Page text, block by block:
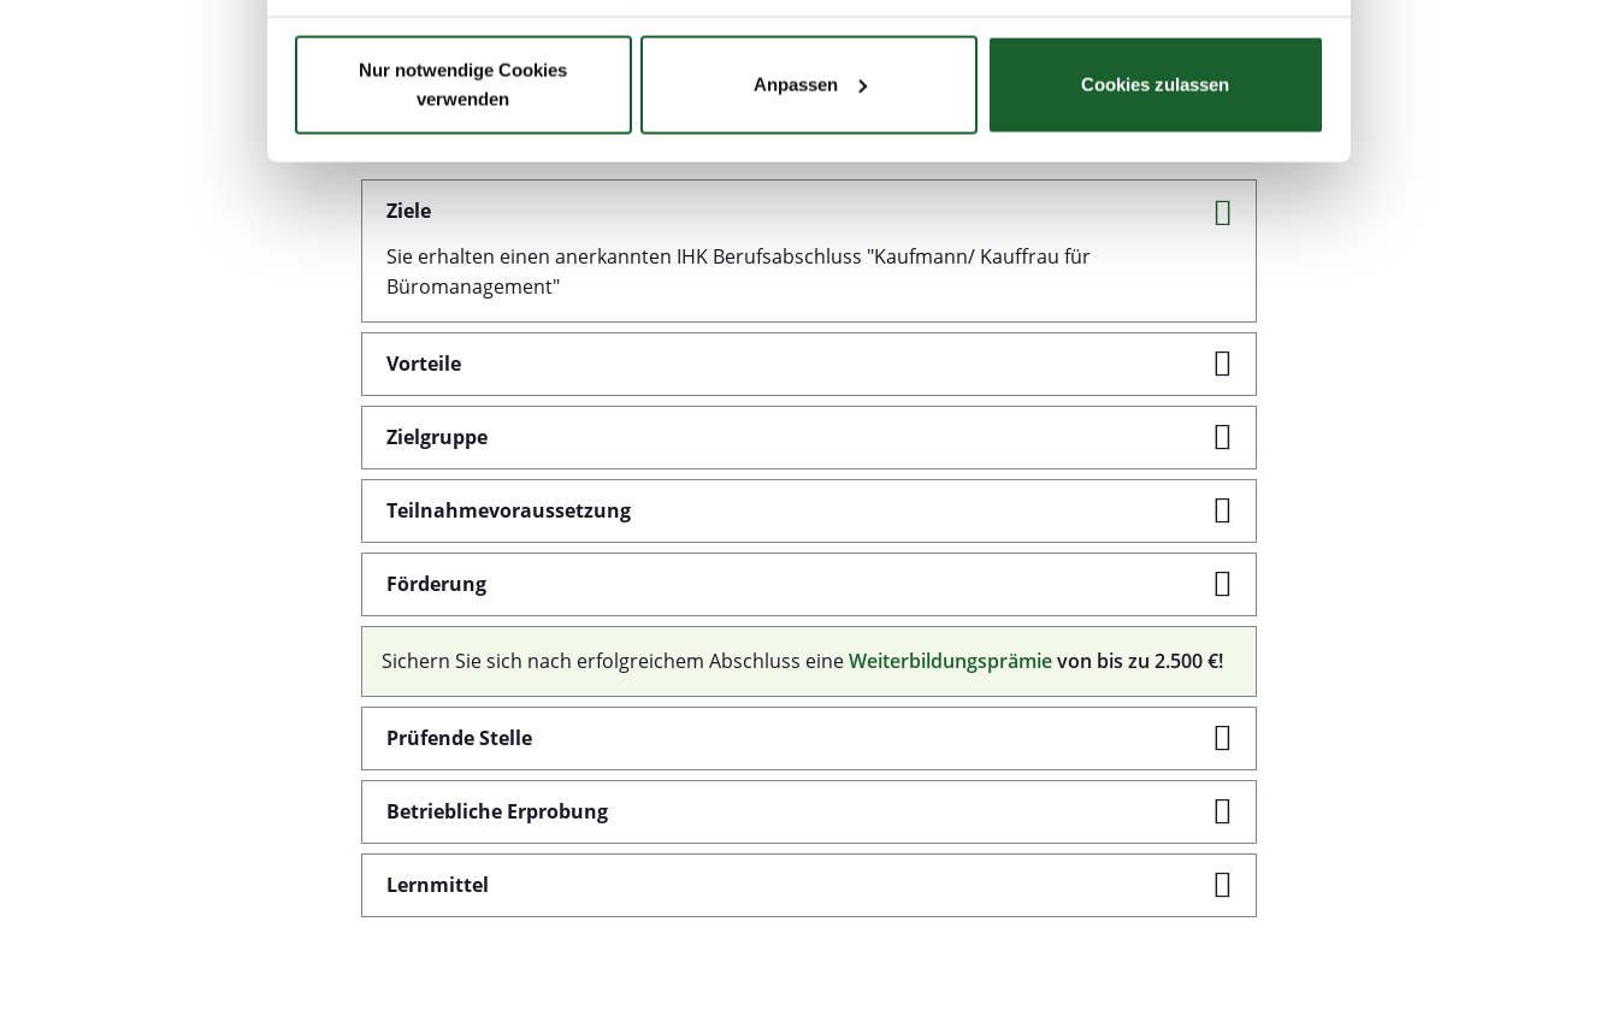
Informationen über Ihre geografische Lage erfassen, welche bis auf einige Meter genau sein können
Erfahren Sie mehr darüber, wie Ihre persönlichen Daten verarbeitet werden, und legen Sie Ihre Präferenzen imAbschnitt
und die Zugriffe auf unsere Website zu analysieren. Außerdem geben wir Informationen zu Ihrer Verwendung unserer
Website an unsere Partner für soziale Medien, Werbung und Analysen weiter. Unsere Partner führen diese Informationen
möglicherweise mit weiteren Daten zusammen, die Sie ihnen bereitgestellt haben oder die sie im Rahmen Ihrer Nutzung
der Dienste gesammelt haben. Sie geben Einwilligung zu unseren Cookies, wenn Sie unsere Webseite weiterhin nutzen.
Datenschutzerklärung
Nur notwendige Cookies
verwenden
Anpassen Cookies zulassen
Weitere Informationen
Ziele
Sie erhalten einen anerkannten IHK Berufsabschluss "Kaufmann/ Kauffrau für
Büromanagement"
Vorteile
Zielgruppe
Teilnahmevoraussetzung
Förderung
Sichern Sie sich nach erfolgreichem Abschluss eineWeiterbildungsprämievon bis zu 2.500 €!
Prüfende Stelle
Betriebliche Erprobung
Lernmittel